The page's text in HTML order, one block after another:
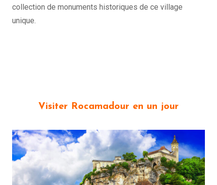
collection de monuments historiques de ce village
unique.
Visiter Rocamadour en un jour